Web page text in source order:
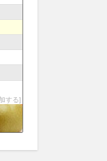
す
する